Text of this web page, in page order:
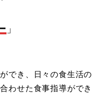
」
でき、日々の食生活の
わせた食事指導ができ